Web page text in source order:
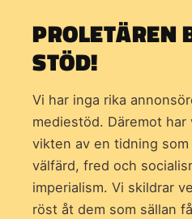
PROLETÄREN
STÖD!
Vi har inga rika
mediestöd. Däremot
vikten av en tidning som
välfärd, fred och
imperialism. Vi skildrar
röst åt dem som sällan